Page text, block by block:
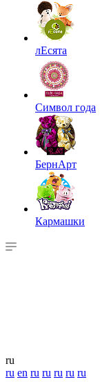
лЕсята
Символ года
БернАрт
Кармашки
ru
ru en ru ru ru ru ru